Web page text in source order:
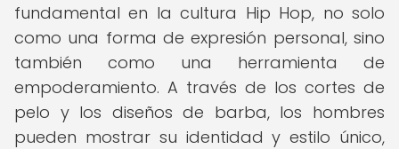
fundamental en la cultura Hip Hop, no solo
como una forma de expresión personal, sino
también como una herramienta de
empoderamiento. A través de los cortes de
pelo y los diseños de barba, los hombres
pueden mostrar su identidad y estilo único,